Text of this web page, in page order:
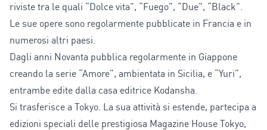
riviste tra le quali “Dolce vita”, “Fuego”, “Due”, “Black”.
Le sue opere sono regolarmente pubblicate in Francia e in
numerosi altri paesi.
Dagli anni Novanta pubblica regolarmente in Giappone
creando la serie “Amore”, ambientata in Sicilia, e “Yuri”,
entrambe edite dalla casa editrice Kodansha.
Si trasferisce a Tokyo. La sua attività si estende, partecipa a
edizioni speciali delle prestigiosa Magazine House Tokyo,